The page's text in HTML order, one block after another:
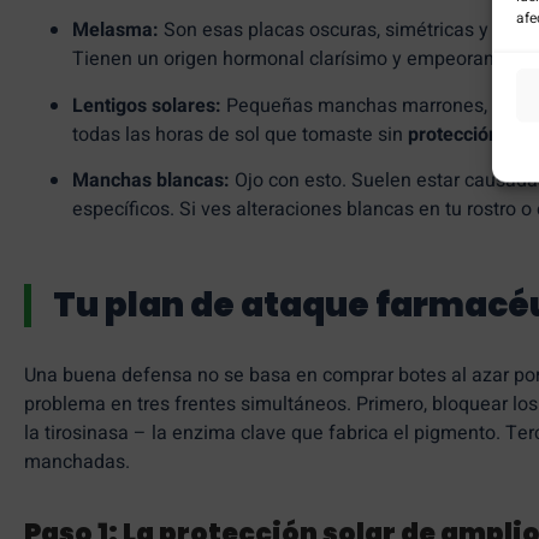
Melasma: Son esas placas oscuras, simétricas y
Tienen un origen hormonal clarísimo y empeoran
Lentigos solares: Pequeñas manchas marrones, de
todas las horas de sol que tomaste sin protección
Manchas blancas: Ojo con esto. Suelen estar
específicos. Si ves alteraciones blancas en tu rostro
Tu plan de ataque
Una buena defensa no se basa en comprar botes al azar
problema en tres frentes simultáneos. Primero, bloquear
la tirosinasa – la enzima clave que fabrica el pigmento.
manchadas.